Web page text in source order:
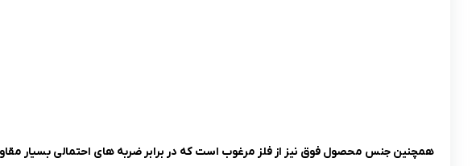
همچنین جنس محصول فوق نیز از فلز مرغوب است که در برابر ضربه های احتمالی بسیار